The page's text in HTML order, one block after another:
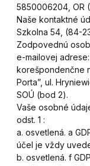
5850006204, OR
Naše kontaktné
Szkolna 54, (84-
Zodpovednú
e-mailovej adrese:
korešpondenčne
Porta”, ul.
SOÚ (bod 2).
Vaše osobné
odst. 1 :
a. osvetlená. a
účel je vždy
b. osvetlená. f